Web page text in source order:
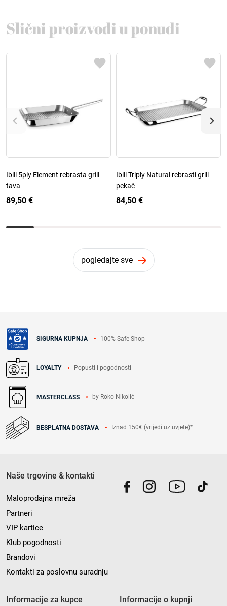
Slični proizvodi u ponudi
Ibili 5ply Element rebrasta grill
tava
89,50 €
Ibili Triply Natural rebrasti grill
pekač
84,50 €
pogledajte sve
SIGURNA KUPNJA 100% Safe Shop
LOYALTY Popusti i pogodnosti
MASTERCLASS by Roko Nikolić
BESPLATNA DOSTAVA Iznad 150€ (vrijedi uz uvjete)*
Naše trgovine & kontakti
Maloprodajna mreža
Partneri
VIP kartice
Klub pogodnosti
Brandovi
Kontakti za poslovnu suradnju
Informacije za kupce Informacije o kupnji